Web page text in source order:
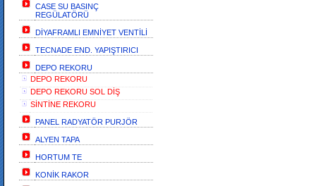
CASE SU BASINÇ
REGÜLATÖRÜ
DİYAFRAMLI EMNİYET VENTİLİ
TECNADE END. YAPIŞTIRICI
DEPO REKORU
DEPO REKORU
DEPO REKORU SOL DİŞ
SİNTİNE REKORU
PANEL RADYATÖR PURJÖR
ALYEN TAPA
HORTUM TE
KONİK RAKOR